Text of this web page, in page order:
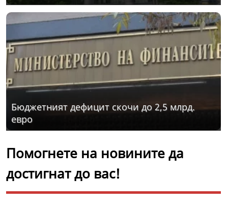
Бюджетният дефицит скочи до 2,5 млрд.
евро
Помогнете на новините да
достигнат до вас!